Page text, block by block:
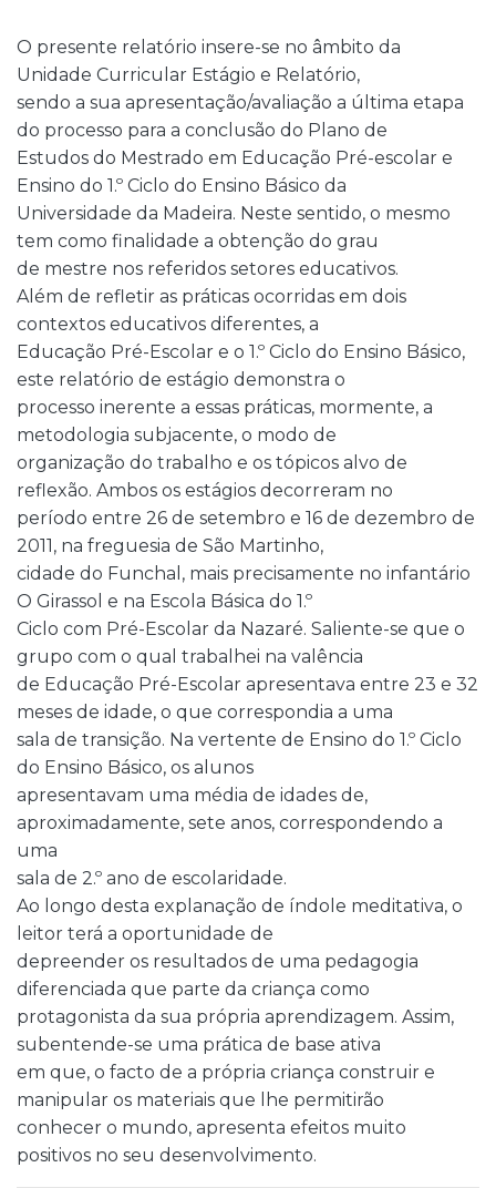
O presente relatório insere-se no âmbito da
Unidade Curricular Estágio e Relatório,
sendo a sua apresentação/avaliação a última etapa
do processo para a conclusão do Plano de
Estudos do Mestrado em Educação Pré-escolar e
Ensino do 1.º Ciclo do Ensino Básico da
Universidade da Madeira. Neste sentido, o mesmo
tem como finalidade a obtenção do grau
de mestre nos referidos setores educativos.
Além de refletir as práticas ocorridas em dois
contextos educativos diferentes, a
Educação Pré-Escolar e o 1.º Ciclo do Ensino Básico,
este relatório de estágio demonstra o
processo inerente a essas práticas, mormente, a
metodologia subjacente, o modo de
organização do trabalho e os tópicos alvo de
reflexão. Ambos os estágios decorreram no
período entre 26 de setembro e 16 de dezembro de
2011, na freguesia de São Martinho,
cidade do Funchal, mais precisamente no infantário
O Girassol e na Escola Básica do 1.º
Ciclo com Pré-Escolar da Nazaré. Saliente-se que o
grupo com o qual trabalhei na valência
de Educação Pré-Escolar apresentava entre 23 e 32
meses de idade, o que correspondia a uma
sala de transição. Na vertente de Ensino do 1.º Ciclo
do Ensino Básico, os alunos
apresentavam uma média de idades de,
aproximadamente, sete anos, correspondendo a
uma
sala de 2.º ano de escolaridade.
Ao longo desta explanação de índole meditativa, o
leitor terá a oportunidade de
depreender os resultados de uma pedagogia
diferenciada que parte da criança como
protagonista da sua própria aprendizagem. Assim,
subentende-se uma prática de base ativa
em que, o facto de a própria criança construir e
manipular os materiais que lhe permitirão
conhecer o mundo, apresenta efeitos muito
positivos no seu desenvolvimento.